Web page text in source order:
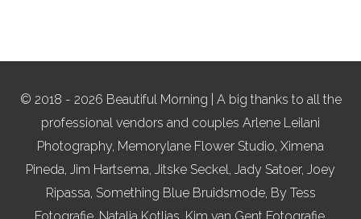
© 2018 - 2026 Beautiful Morning | A big thanks to all the
professional vendors and couples Arlene Leilani
Photography, Memorylane Flower Studio, Ximena
Pineda, Jim Hartsema, Jitske Seckel, Jady Satoer, Joey
Ripassa, Something Blue Bruidsmode, By Tess